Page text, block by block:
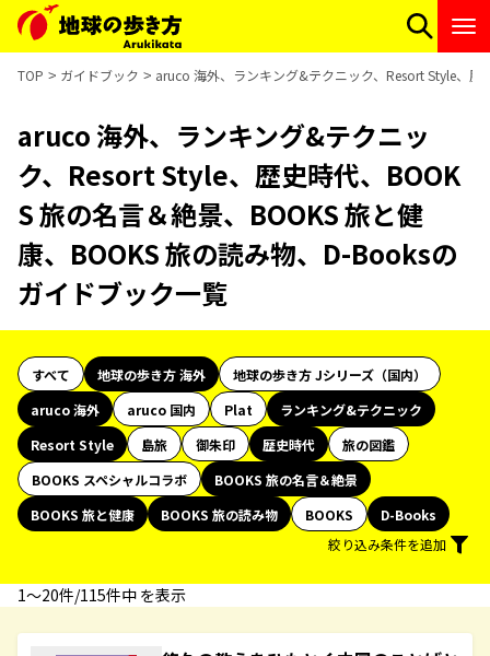
TOP ガイドブック aruco 海外、ランキング&テクニック、Resort Style、
aruco 海外、ランキング&テクニッ
ク、Resort Style、歴史時代、BOOK
S 旅の名言＆絶景、BOOKS 旅と健
康、BOOKS 旅の読み物、D-Booksの
ガイドブック一覧
すべて 地球の歩き方 海外
地球の歩き方 Jシリーズ（国内）
aruco 海外
aruco 国内 Plat
ランキング&テクニック
Resort Style
島旅 御朱印 歴史時代
旅の図鑑
BOOKS スペシャルコラボ
BOOKS 旅の名言＆絶景
BOOKS 旅と健康
BOOKS 旅の読み物 BOOKS
D-Books
絞り込み条件を追加
1〜20件/115件中 を表示